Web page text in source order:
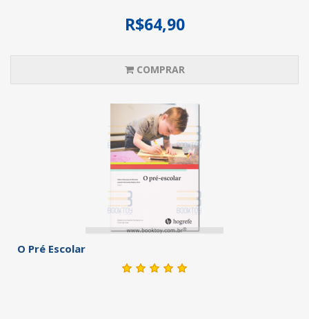
R$64,90
COMPRAR
O Pré Escolar